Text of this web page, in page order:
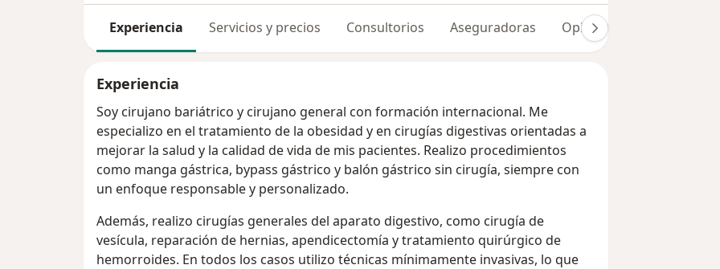
Experiencia Servicios y precios Consultorios Aseguradoras Opiniones (62)
Experiencia
Soy cirujano bariátrico y cirujano general con formación internacional. Me
especializo en el tratamiento de la obesidad y en cirugías digestivas orientadas a
mejorar la salud y la calidad de vida de mis pacientes. Realizo procedimientos
como manga gástrica, bypass gástrico y balón gástrico sin cirugía, siempre con
un enfoque responsable y personalizado.
Además, realizo cirugías generales del aparato digestivo, como cirugía de
vesícula, reparación de hernias, apendicectomía y tratamiento quirúrgico de
hemorroides. En todos los casos utilizo técnicas mínimamente invasivas, lo que